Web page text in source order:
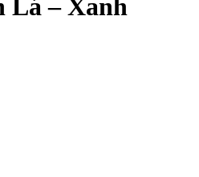
Lá – Xanh